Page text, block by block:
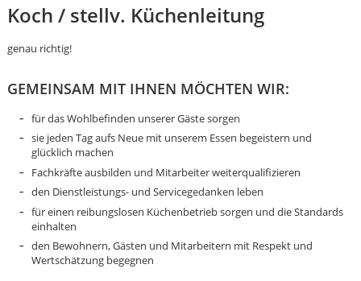
Koch / stellv. Küchenleitung
genau richtig!
GEMEINSAM MIT IHNEN MÖCHTEN WIR:
für das Wohlbefinden unserer Gäste sorgen
sie jeden Tag aufs Neue mit unserem Essen begeistern und
glücklich machen
Fachkräfte ausbilden und Mitarbeiter weiterqualifizieren
den Dienstleistungs- und Servicegedanken leben
für einen reibungslosen Küchenbetrieb sorgen und die Standards
einhalten
den Bewohnern, Gästen und Mitarbeitern mit Respekt und
Wertschätzung begegnen